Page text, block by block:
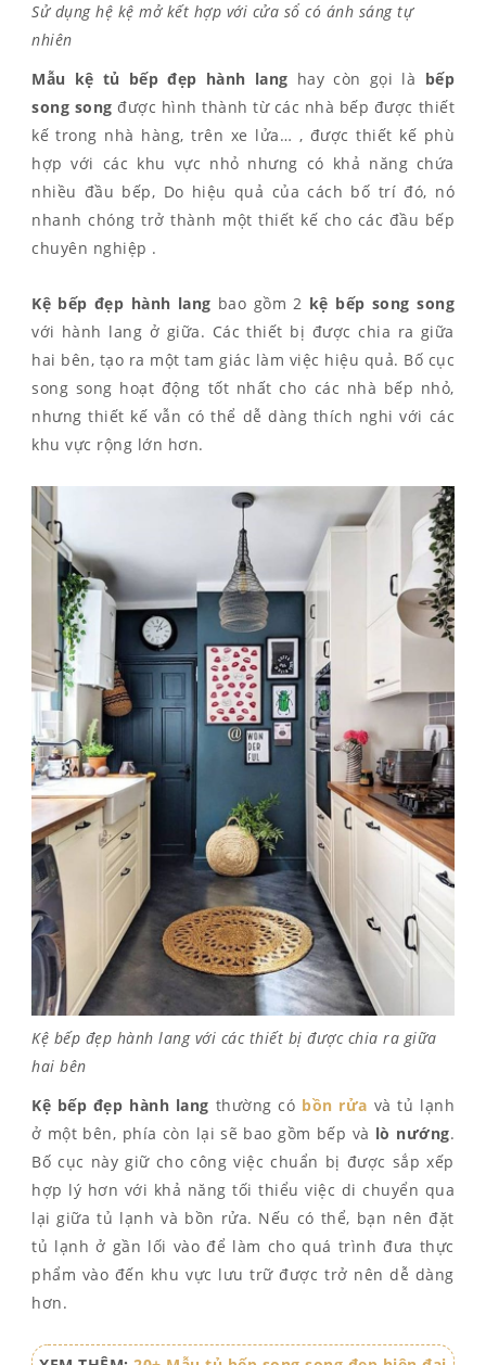
Sử dụng hệ kệ mở kết hợp với cửa sổ có ánh sáng tự
nhiên
Mẫu kệ tủ bếp đẹp hành lang hay còn gọi là bếp
song songđược hình thành từ các nhà bếp được thiết
kế trong nhà hàng, trên xe lửa… , được thiết kế phù
hợp với các khu vực nhỏ nhưng có khả năng chứa
nhiều đầu bếp, Do hiệu quả của cách bố trí đó, nó
nhanh chóng trở thành một thiết kế cho các đầu bếp
chuyên nghiệp .
Kệ bếp đẹp hành lang bao gồm 2 kệ bếp song song
với hành lang ở giữa. Các thiết bị được chia ra giữa
hai bên, tạo ra một tam giác làm việc hiệu quả. Bố cục
song song hoạt động tốt nhất cho các nhà bếp nhỏ,
nhưng thiết kế vẫn có thể dễ dàng thích nghi với các
khu vực rộng lớn hơn.
Kệ bếp đẹp hành lang với các thiết bị được chia ra giữa
hai bên
Kệ bếp đẹp hành lang thường có bồn rửa và tủ lạnh
ở một bên, phía còn lại sẽ bao gồm bếp và lò nướng.
Bố cục này giữ cho công việc chuẩn bị được sắp xếp
hợp lý hơn với khả năng tối thiểu việc di chuyển qua
lại giữa tủ lạnh và bồn rửa. Nếu có thể, bạn nên đặt
tủ lạnh ở gần lối vào để làm cho quá trình đưa thực
phẩm vào đến khu vực lưu trữ được trở nên dễ dàng
hơn.